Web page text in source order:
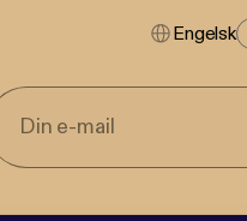
Engelsk